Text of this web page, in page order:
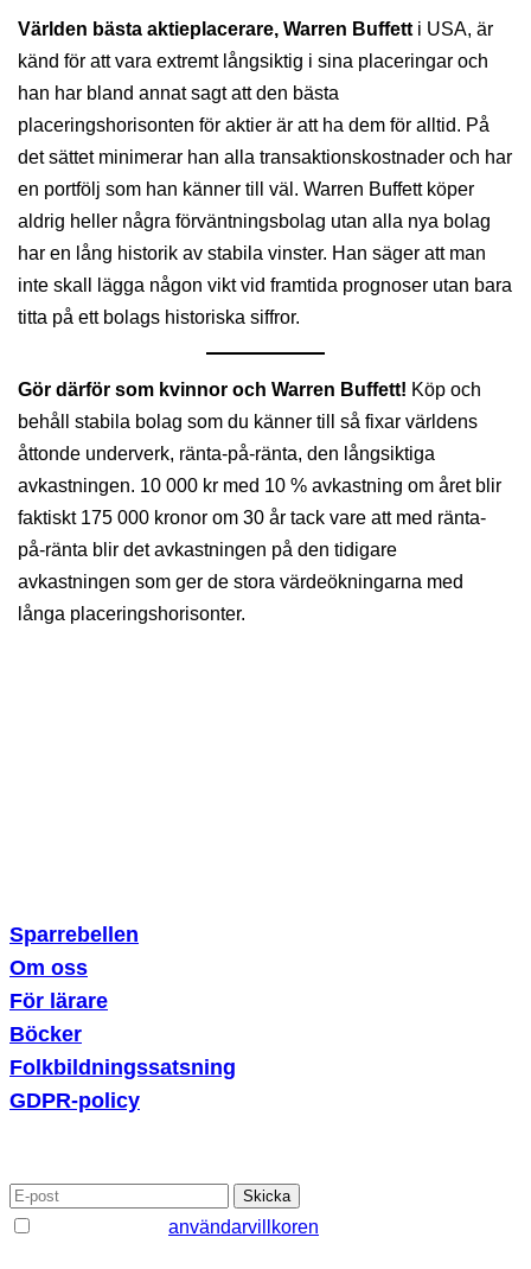
Världen bästa aktieplacerare, Warren Buffett i USA, är
känd för att vara extremt långsiktig i sina placeringar och
han har bland annat sagt att den bästa
placeringshorisonten för aktier är att ha dem för alltid. På
det sättet minimerar han alla transaktionskostnader och har
en portfölj som han känner till väl. Warren Buffett köper
aldrig heller några förväntningsbolag utan alla nya bolag
har en lång historik av stabila vinster. Han säger att man
inte skall lägga någon vikt vid framtida prognoser utan bara
titta på ett bolags historiska siffror.
Gör därför som kvinnor och Warren Buffett! Köp och
behåll stabila bolag som du känner till så fixar världens
åttonde underverk, ränta-på-ränta, den långsiktiga
avkastningen. 10 000 kr med 10 % avkastning om året blir
faktiskt 175 000 kronor om 30 år tack vare att med ränta-
på-ränta blir det avkastningen på den tidigare
avkastningen som ger de stora värdeökningarna med
långa placeringshorisonter.
Sparrebellen
Om oss
För lärare
Böcker
Folkbildningssatsning
GDPR-policy
användarvillkoren